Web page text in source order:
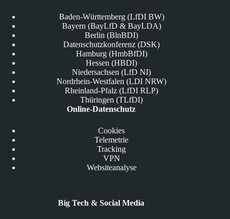
Baden-Württemberg (LfDI BW)
Bayern (BayLfD & BayLDA)
Berlin (BlnBDI)
Datenschutzkonferenz (DSK)
Hamburg (HmbBfDI)
Hessen (HBDI)
Niedersachsen (LfD NI)
Nordrhein-Westfalen (LDI NRW)
Rheinland-Pfalz (LfDI RLP)
Thüringen (TLfDI)
Online-Datenschutz
Cookies
Telemetrie
Tracking
VPN
Websiteanalyse
Big Tech & Social Media